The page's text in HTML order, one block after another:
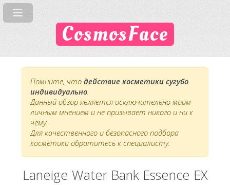
CosmosFace
Помните, что действие косметики сугубо
индивидуально.
Данный обзор является исключительно моим
личным мнением и не призывает никого и ни к
чему.
Для качественного и безопасного подбора
косметики обратитесь к специалисту.
Laneige Water Bank Essence EX